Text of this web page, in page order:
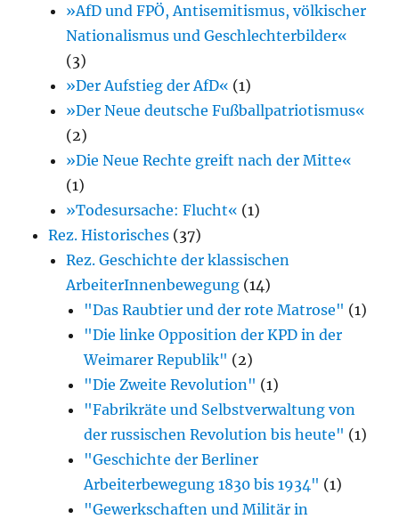
»AfD und FPÖ, Antisemitismus, völkischer
Nationalismus und Geschlechterbilder«
(3)
»Der Aufstieg der AfD« (1)
»Der Neue deutsche Fußballpatriotismus«
(2)
»Die Neue Rechte greift nach der Mitte«
(1)
»Todesursache: Flucht« (1)
Rez. Historisches (37)
Rez. Geschichte der klassischen
ArbeiterInnenbewegung (14)
"Das Raubtier und der rote Matrose" (1)
"Die linke Opposition der KPD in der
Weimarer Republik" (2)
"Die Zweite Revolution" (1)
"Fabrikräte und Selbstverwaltung von
der russischen Revolution bis heute" (1)
"Geschichte der Berliner
Arbeiterbewegung 1830 bis 1934" (1)
"Gewerkschaften und Militär in